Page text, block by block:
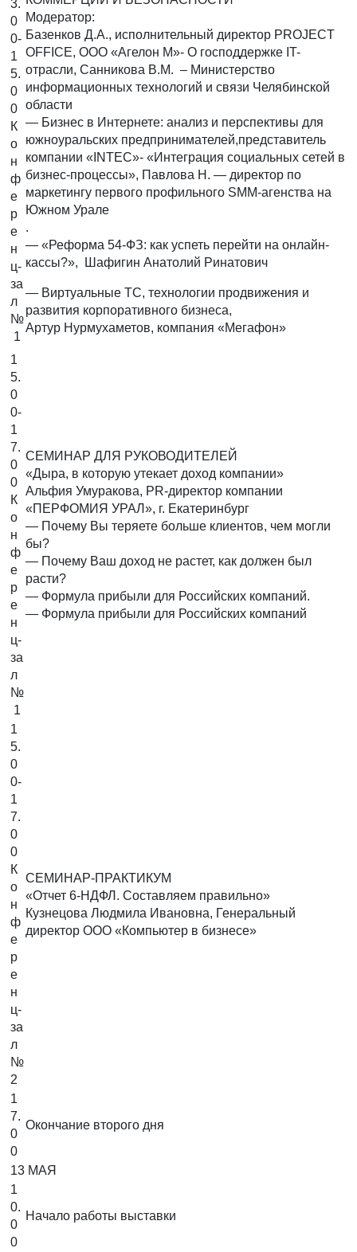
3.
0
0-
1
5.
0
0
К
о
н
ф
е
р
е
н
ц-
за
л
№
1
Модератор:
Базенков Д.А., исполнительный директор PROJECT
OFFICE, ООО «Агелон М»- О господдержке IT-
отрасли, Санникова В.М. – Министерство
информационных технологий и связи Челябинской
области
— Бизнес в Интернете: анализ и перспективы для
южноуральских предпринимателей,представитель
компании «INTEC»- «Интеграция социальных сетей в
бизнес-процессы», Павлова Н. — директор по
маркетингу первого профильного SMM-агенства на
Южном Урале
.
— «Реформа 54-ФЗ: как успеть перейти на онлайн-
кассы?», Шафигин Анатолий Ринатович
— Виртуальные ТС, технологии продвижения и
развития корпоративного бизнеса,
Артур Нурмухаметов, компания «Мегафон»
1
5.
0
0-
1
7.
0
0
К
о
н
ф
е
р
е
н
ц-
за
л
№
1
СЕМИНАР ДЛЯ РУКОВОДИТЕЛЕЙ
«Дыра, в которую утекает доход компании»
Альфия Умуракова, PR-директор компании
«ПЕРФОМИЯ УРАЛ», г. Екатеринбург
— Почему Вы теряете больше клиентов, чем могли
бы?
— Почему Ваш доход не растет, как должен был
расти?
— Формула прибыли для Российских компаний.
— Формула прибыли для Российских компаний
1
5.
0
0-
1
7.
0
0
К
о
н
ф
е
р
е
н
ц-
за
л
№
2
СЕМИНАР-ПРАКТИКУМ
«Отчет 6-НДФЛ. Составляем правильно»
Кузнецова Людмила Ивановна, Генеральный
директор ООО «Компьютер в бизнесе»
1
7.
0
0
Окончание второго дня
13 МАЯ
1
0.
0
0
Начало работы выставки